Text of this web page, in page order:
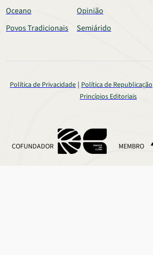
Oceano
Opinião
Povos Tradicionais
Semiárido
Política de Privacidade Política de Republicação
Princípios Editoriais
COFUNDADOR MEMBRO